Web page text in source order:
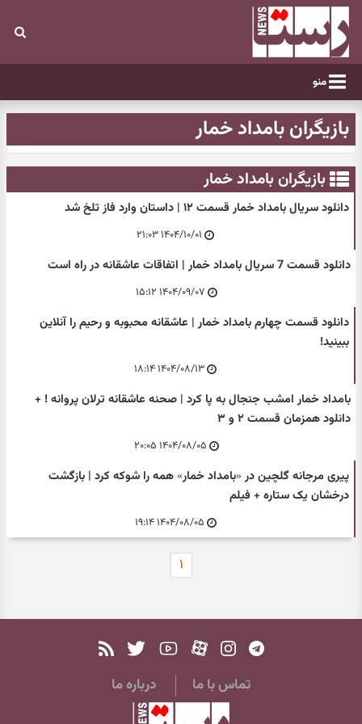
منو
بازیگران بامداد خمار
بازیگران بامداد خمار
دانلود سریال بامداد خمار قسمت ۱۲ | داستان وارد فاز تلخ شد
۱۴۰۴/۱۰/۰۱ ۲۱:۰۳
دانلود قسمت 7 سریال بامداد خمار | اتفاقات عاشقانه در راه است
۱۴۰۴/۰۹/۰۷ ۱۵:۱۲
دانلود قسمت چهارم بامداد خمار | عاشقانه محبوبه و رحیم را آنلاین
ببینید!
۱۴۰۴/۰۸/۱۳ ۱۸:۱۴
بامداد خمار امشب جنجال به پا کرد | صحنه عاشقانه ترلان پروانه ! +
دانلود همزمان قسمت ۲ و ۳
۱۴۰۴/۰۸/۰۵ ۲۰:۰۵
پیری مرجانه گلچین در «بامداد خمار» همه را شوکه کرد | بازگشت
درخشان یک ستاره + فیلم
۱۴۰۴/۰۸/۰۵ ۱۹:۱۴
۱
تماس با ما درباره ما